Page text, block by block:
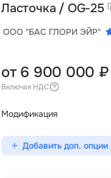
Ласточка / OG-25
ООО "БАС ГЛОРИ ЭЙР"
от 6 900 000 ₽
Включая НДС
Модификация
Добавить доп. опции